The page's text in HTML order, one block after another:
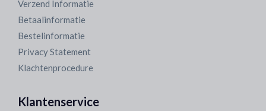
Verzend Informatie
Betaalinformatie
Bestelinformatie
Privacy Statement
Klachtenprocedure
Klantenservice